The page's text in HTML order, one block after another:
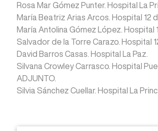
Rosa Mar Gómez Punter. Hospital La
María Beatriz Arias Arcos. Hospital 12
María Antolina Gómez López. Hospital
Salvador de la Torre Carazo. Hospital
David Barros Casas. Hospital La Paz.
Silvana Crowley Carrasco. Hospital
ADJUNTO.
Silvia Sánchez Cuellar. Hospital La